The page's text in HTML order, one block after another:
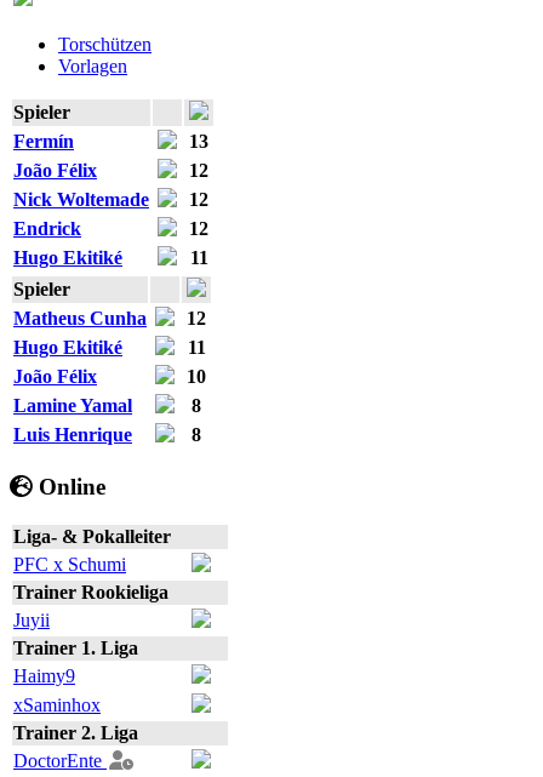
Torschützen
Vorlagen
Spieler
Fermín
13
João Félix
12
Nick Woltemade
12
Endrick
12
Hugo Ekitiké
11
Spieler
Matheus Cunha
12
Hugo Ekitiké
11
João Félix
10
Lamine Yamal
8
Luis Henrique
8
Online
Liga- & Pokalleiter
PFC x Schumi
Trainer Rookieliga
Juyii
Trainer 1. Liga
Haimy9
xSaminhox
Trainer 2. Liga
DoctorEnte